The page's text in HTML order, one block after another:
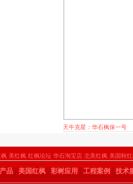
天牛克星：华石枫保一号
美红枫 红枫论坛 华石淘宝店 北美红枫 美国秋
品 美国红枫 彩树应用 工程案例 技术